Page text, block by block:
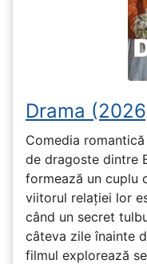
Drama
Comedia
de dragoste dintre
formează un cuplu
viitorul relației lor
când un secret
câteva zile înainte
filmul explorează